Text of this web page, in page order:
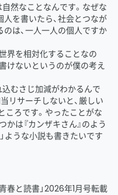
然なことなんです。なぜな
を書いたら、社会とつなが
は、一人一人の個人ですか
界を相対化することなの
けないというのが僕の考え
むさじ加減がわかるんで
リサーチしないと、厳しい
ころです。やったことがな
かは『カンザキさん』のよう
ような小説も書きたいです
青春と読書」2026年1月号転載